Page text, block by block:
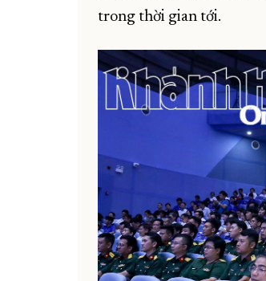
trong thời gian tới.